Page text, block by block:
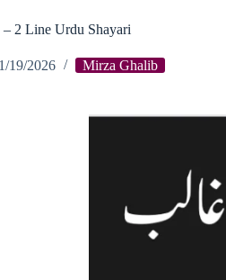
2 Line Urdu Shayari
19/2026 Mirza Ghalib